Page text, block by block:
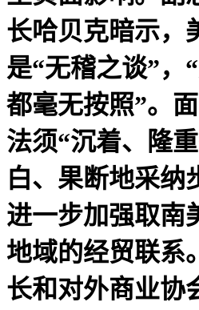
长哈贝克暗示，
是“无稽之谈”，
都毫无按照”。
法须“沉着、隆
白、果断地采纳
进一步加强取南
地域的经贸联系
长和对外商业协